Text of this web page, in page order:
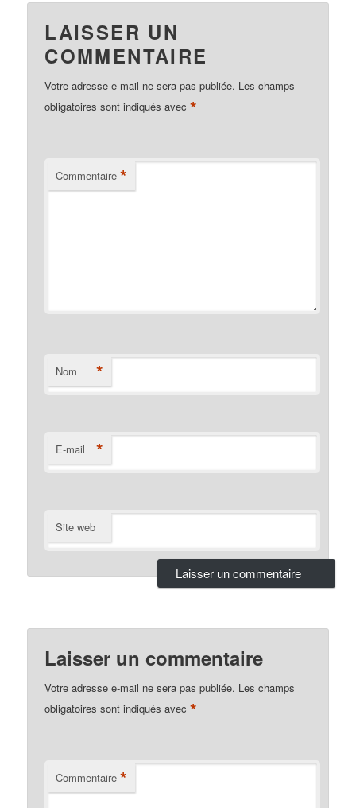
LAISSER UN
COMMENTAIRE
Votre adresse e-mail ne sera pas publiée. Les champs
obligatoires sont indiqués avec*
Commentaire *
Nom *
E-mail *
Site web
Laisser un commentaire
Votre adresse e-mail ne sera pas publiée. Les champs
obligatoires sont indiqués avec*
Commentaire *